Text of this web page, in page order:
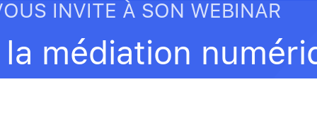
bases